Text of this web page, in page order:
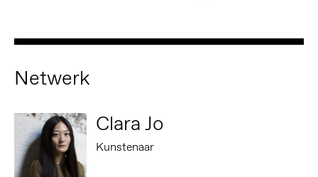
Netwerk
Clara Jo
Kunstenaar